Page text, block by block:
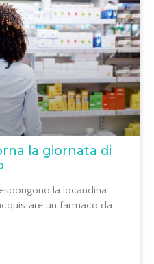
la giornata di
la locandina
un farmaco da